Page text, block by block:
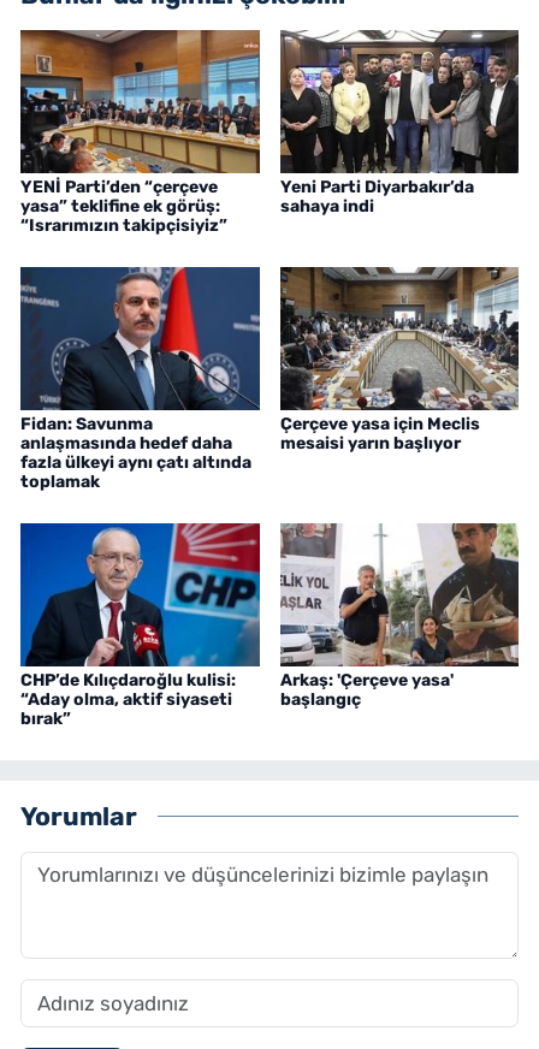
YENİ Parti’den “çerçeve
yasa” teklifine ek görüş:
“Israrımızın takipçisiyiz”
Yeni Parti Diyarbakır’da
sahaya indi
Fidan: Savunma
anlaşmasında hedef daha
fazla ülkeyi aynı çatı altında
toplamak
Çerçeve yasa için Meclis
mesaisi yarın başlıyor
CHP’de Kılıçdaroğlu kulisi:
“Aday olma, aktif siyaseti
bırak”
Arkaş: 'Çerçeve yasa'
başlangıç
Yorumlar